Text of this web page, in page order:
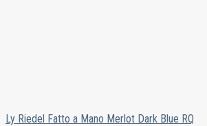
Ly Riedel Fatto a Mano Merlot Dark Blue RQ